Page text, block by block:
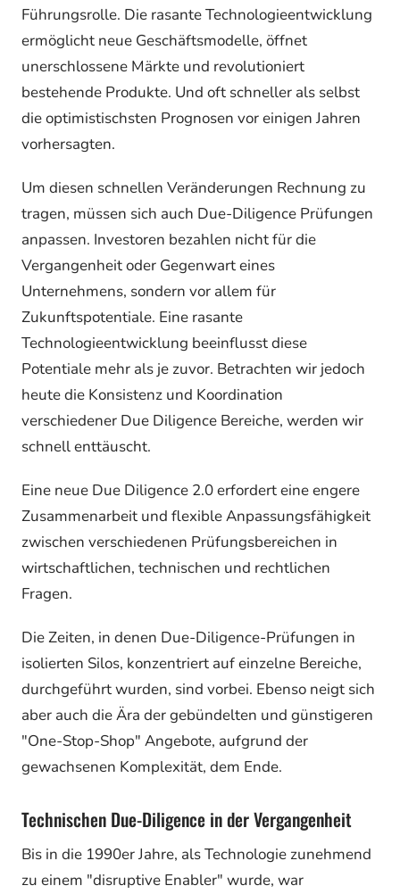
Führungsrolle. Die rasante Technologieentwicklung
ermöglicht neue Geschäftsmodelle, öffnet
unerschlossene Märkte und revolutioniert
bestehende Produkte. Und oft schneller als selbst
die optimistischsten Prognosen vor einigen Jahren
vorhersagten.
Um diesen schnellen Veränderungen Rechnung zu
tragen, müssen sich auch Due-Diligence Prüfungen
anpassen. Investoren bezahlen nicht für die
Vergangenheit oder Gegenwart eines
Unternehmens, sondern vor allem für
Zukunftspotentiale. Eine rasante
Technologieentwicklung beeinflusst diese
Potentiale mehr als je zuvor. Betrachten wir jedoch
heute die Konsistenz und Koordination
verschiedener Due Diligence Bereiche, werden wir
schnell enttäuscht.
Eine neue Due Diligence 2.0 erfordert eine engere
Zusammenarbeit und flexible Anpassungsfähigkeit
zwischen verschiedenen Prüfungsbereichen in
wirtschaftlichen, technischen und rechtlichen
Fragen.
Die Zeiten, in denen Due-Diligence-Prüfungen in
isolierten Silos, konzentriert auf einzelne Bereiche,
durchgeführt wurden, sind vorbei. Ebenso neigt sich
aber auch die Ära der gebündelten und günstigeren
"One-Stop-Shop" Angebote, aufgrund der
gewachsenen Komplexität, dem Ende.
Technischen Due-Diligence in der Vergangenheit
Bis in die 1990er Jahre, als Technologie zunehmend
zu einem "disruptive Enabler" wurde, war